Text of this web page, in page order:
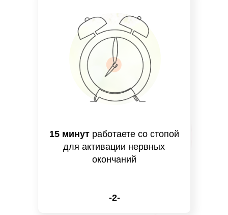
15 минут работаете со стопой
для активации нервных
окончаний
-2-